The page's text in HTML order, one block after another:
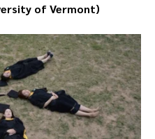
of Vermont)